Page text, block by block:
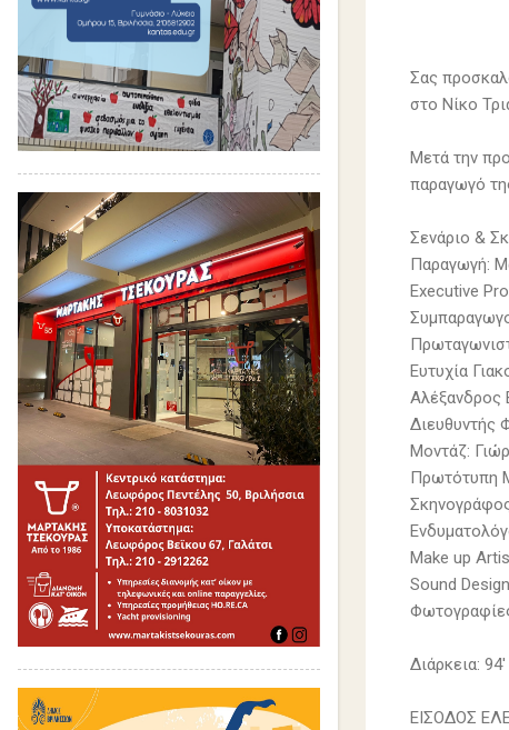
Σας
στο Νίκο
Μετά την
παραγωγό
Σενάριο &
Παραγωγή:
Executive
Ευτυχία
Αλέξανδρος
Διευθυντής
Μοντάζ:
Πρωτότυπη
Make up
Sound
Διάρκεια: 94'
ΕΙΣΟΔΟΣ